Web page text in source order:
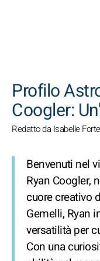
Profilo
Coogler:
Redatto da Isabelle
Benvenuti nel
Ryan Coogler,
cuore creativo
Gemelli, Ryan
versatilità per
Con una